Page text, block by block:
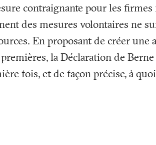
contraignante pour les firmes
des mesures volontaires ne
En proposant de créer une
la Déclaration de
fois, et de façon précise, à